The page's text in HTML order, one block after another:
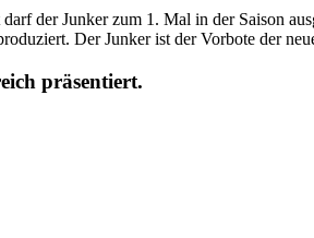
der Junker zum 1. Mal in der Saison
Der Junker ist der Vorbote der
präsentiert.